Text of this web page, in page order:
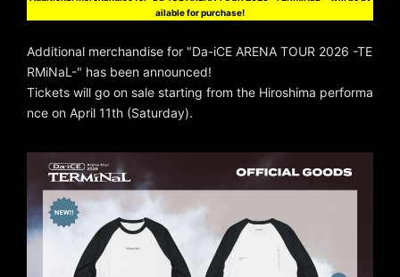
ailable for purchase!
Additional merchandise for "Da-iCE ARENA TOUR 2026 -TE
RMiNaL-" has been announced!
Tickets will go on sale starting from the Hiroshima performa
nce on April 11th (Saturday).